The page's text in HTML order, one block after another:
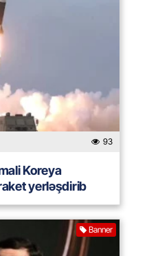
93
Koreya
yerləşdirib
Banner